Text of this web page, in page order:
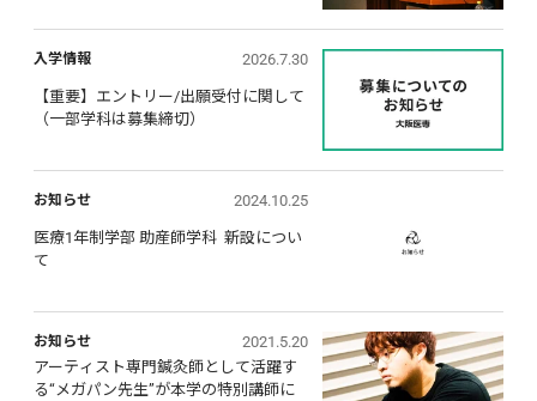
入学情報 2026.7.30
【重要】エントリー/出願受付に関して
（一部学科は募集締切）
お知らせ 2024.10.25
医療1年制学部 助産師学科  新設につい
て
お知らせ
2021.5.20
アーティスト専門鍼灸師として活躍す
る“メガパン先生”が本学の特別講師に